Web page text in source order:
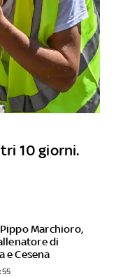
10 giorni.
Marchioro,
di
e Cesena